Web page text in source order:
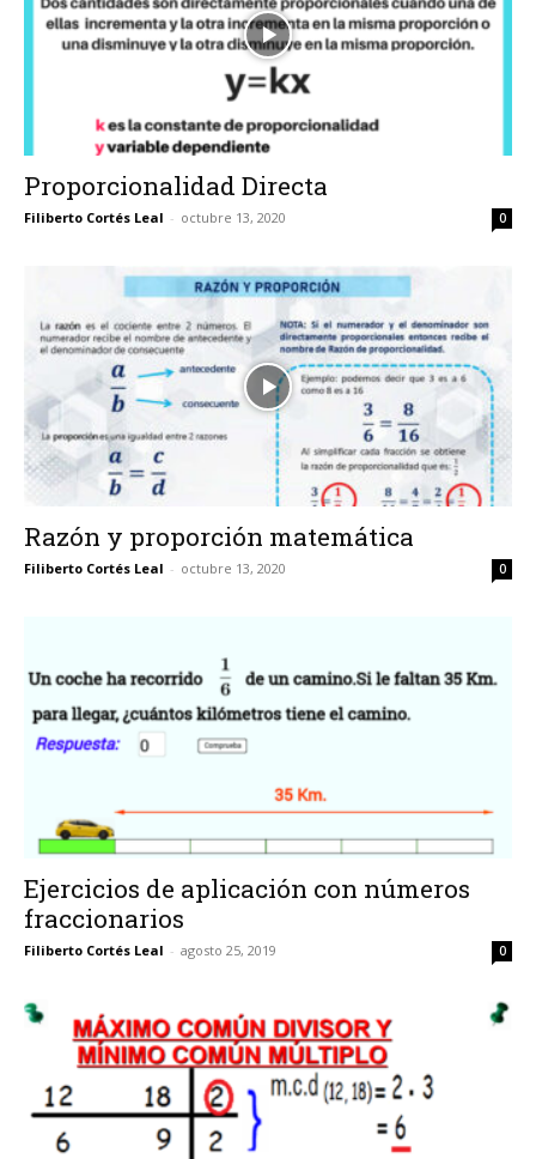
Proporcionalidad Directa
Filiberto Cortés Leal - octubre 13, 2020 0
Razón y proporción matemática
Filiberto Cortés Leal - octubre 13, 2020 0
Ejercicios de aplicación con números
fraccionarios
Filiberto Cortés Leal - agosto 25, 2019 0